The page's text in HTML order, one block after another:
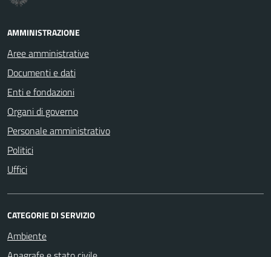
AMMINISTRAZIONE
Aree amministrative
Documenti e dati
Enti e fondazioni
Organi di governo
Personale amministrativo
Politici
Uffici
CATEGORIE DI SERVIZIO
Ambiente